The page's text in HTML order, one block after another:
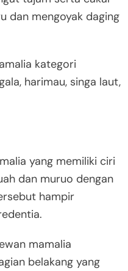
dan mengoyak daging
kategori
harimau, singa laut,
yang memiliki ciri
dan muruo dengan
hampir
mamalia
belakang yang